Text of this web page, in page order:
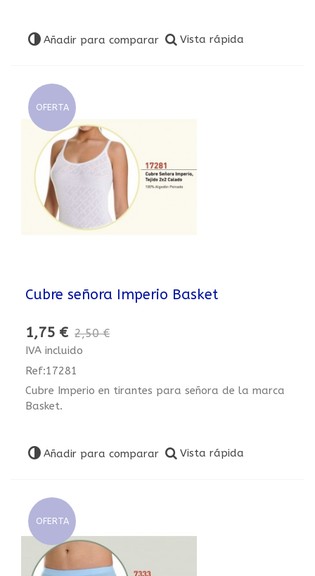
Añadir para comparar Vista rápida
OFERTA
Cubre señora Imperio Basket
1,75 € 2,50 €
IVA incluido
Ref:17281
Cubre Imperio en tirantes para señora de la marca
Basket.
Añadir para comparar Vista rápida
OFERTA